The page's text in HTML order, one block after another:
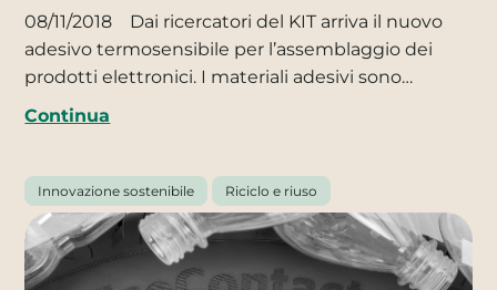
08/11/2018
Dai ricercatori del KIT arriva il nuovo
adesivo termosensibile per l’assemblaggio dei
prodotti elettronici. I materiali adesivi sono…
Continua
Innovazione sostenibile Riciclo e riuso